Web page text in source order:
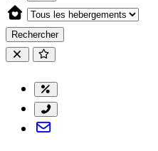
Rechercher